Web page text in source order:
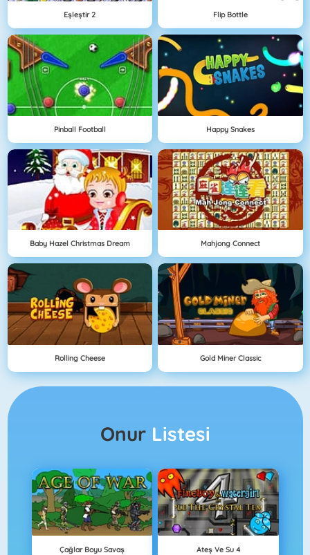
Eşleştir 2 Flip Bottle
Pinball Football Happy Snakes
Baby Hazel Christmas Dream Mahjong Connect
Rolling Cheese Gold Miner Classic
Onur Listesi
Çağlar Boyu Savaş Ateş Ve Su 4